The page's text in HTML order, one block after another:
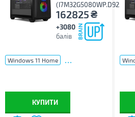
(I7M32G5080WP.D9255)
162825₴
+3080
балів
Windows 11 Home ...
КУПИТИ